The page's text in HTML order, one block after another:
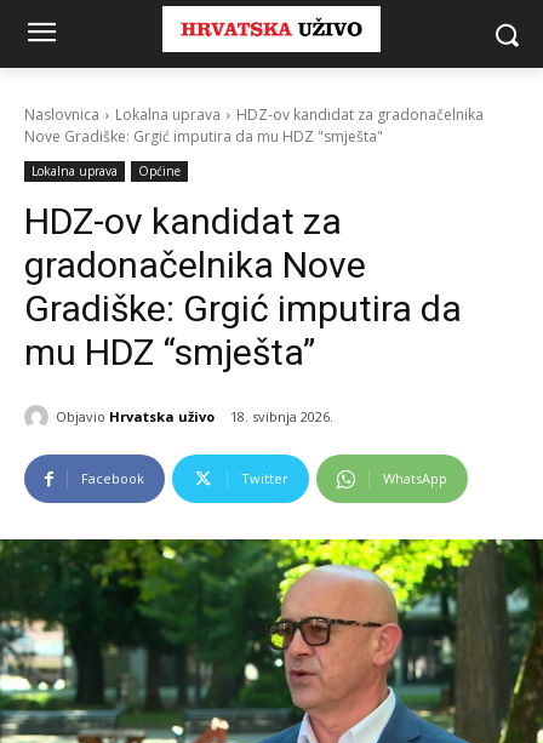
Naslovnica Lokalna uprava
HDZ-ov kandidat za gradonačelnika
Nove Gradiške: Grgić imputira da mu HDZ "smješta"
Lokalna uprava Općine
HDZ-ov kandidat za
gradonačelnika Nove
Gradiške: Grgić imputira da
mu HDZ “smješta”
Objavio Hrvatska uživo 18. svibnja 2026.
Facebook Twitter WhatsApp